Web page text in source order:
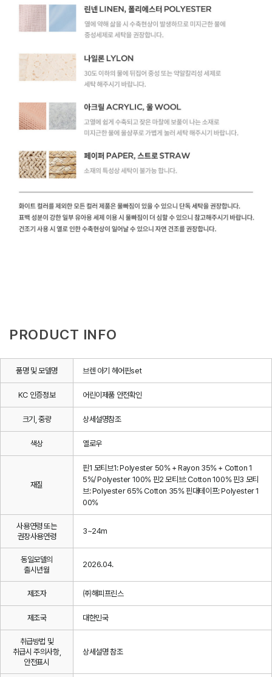
PRODUCT INFO
품명 및 모델명 브렌 아기 헤어핀set
KC 인증정보 어린이제품 안전확인
크기, 중량 상세설명참조
색상 옐로우
재질
핀1 모티브1: Polyester 50% + Rayon 35% + Cotton 1
5%/ Polyester 100% 핀2 모티브: Cotton 100% 핀3 모티
브: Polyester 65% Cotton 35% 핀대테이프: Polyester 1
00%
사용연령 또는
권장사용연령
3~24m
동일모델의
출시년월
2026.04.
제조자 ㈜해피프린스
제조국 대한민국
취급방법 및
취급시 주의사항,
안전표시
상세설명 참조